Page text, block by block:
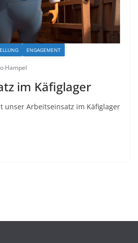
ENGAGEMENT
Hampel
im Käfiglager
unser Arbeitseinsatz im Käfiglager